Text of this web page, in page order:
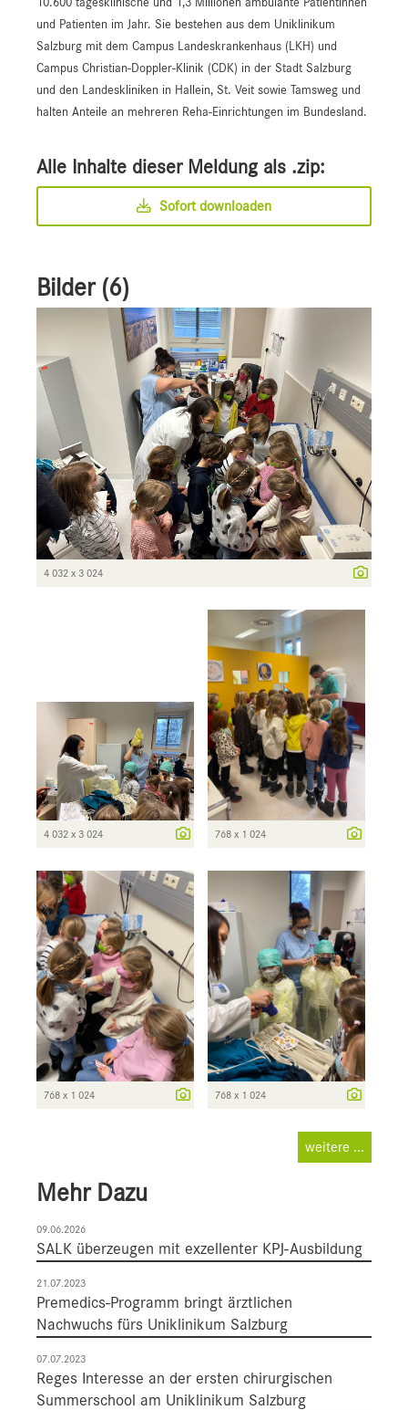
und Patienten im Jahr. Sie bestehen aus dem Uniklinikum
Salzburg mit dem Campus Landeskrankenhaus (LKH) und
Campus Christian-Doppler-Klinik (CDK) in der Stadt Salzburg
und den Landeskliniken in Hallein, St. Veit sowie Tamsweg und
halten Anteile an mehreren Reha-Einrichtungen im Bundesland.
Alle Inhalte dieser Meldung als .zip:
Sofort downloaden
Bilder (6)
4 032 x 3 024
4 032 x 3 024 768 x 1 024
768 x 1 024 768 x 1 024
weitere ...
Mehr Dazu
09.06.2026
SALK überzeugen mit exzellenter KPJ-Ausbildung
21.07.2023
Premedics-Programm bringt ärztlichen
Nachwuchs fürs Uniklinikum Salzburg
07.07.2023
Reges Interesse an der ersten chirurgischen
Summerschool am Uniklinikum Salzburg